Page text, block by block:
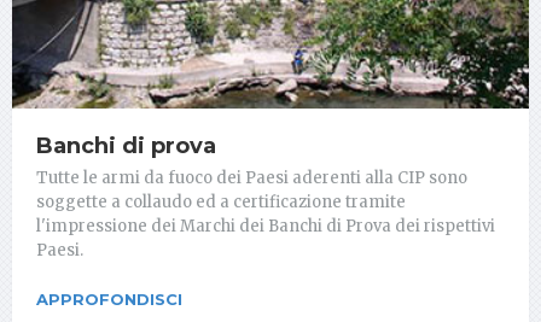
Banchi di prova
Tutte le armi da fuoco dei Paesi aderenti alla CIP sono
soggette a collaudo ed a certificazione tramite
l'impressione dei Marchi dei Banchi di Prova dei rispettivi
Paesi.
APPROFONDISCI